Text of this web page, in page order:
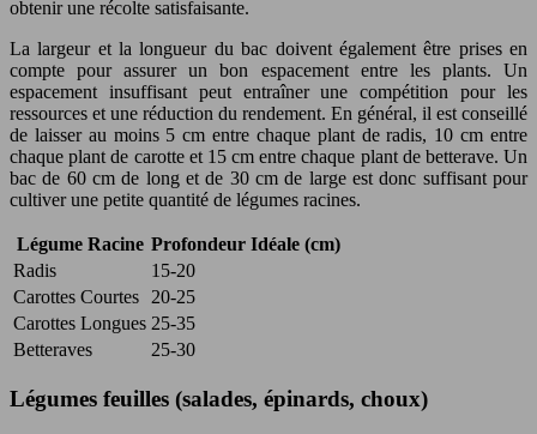
obtenir une récolte satisfaisante.
La largeur et la longueur du bac doivent également être prises en
compte pour assurer un bon espacement entre les plants. Un
espacement insuffisant peut entraîner une compétition pour les
ressources et une réduction du rendement. En général, il est conseillé
de laisser au moins 5 cm entre chaque plant de radis, 10 cm entre
chaque plant de carotte et 15 cm entre chaque plant de betterave. Un
bac de 60 cm de long et de 30 cm de large est donc suffisant pour
cultiver une petite quantité de légumes racines.
Légume Racine Profondeur Idéale (cm)
Radis
15-20
Carottes Courtes
20-25
Carottes Longues 25-35
Betteraves
25-30
Légumes feuilles (salades, épinards, choux)